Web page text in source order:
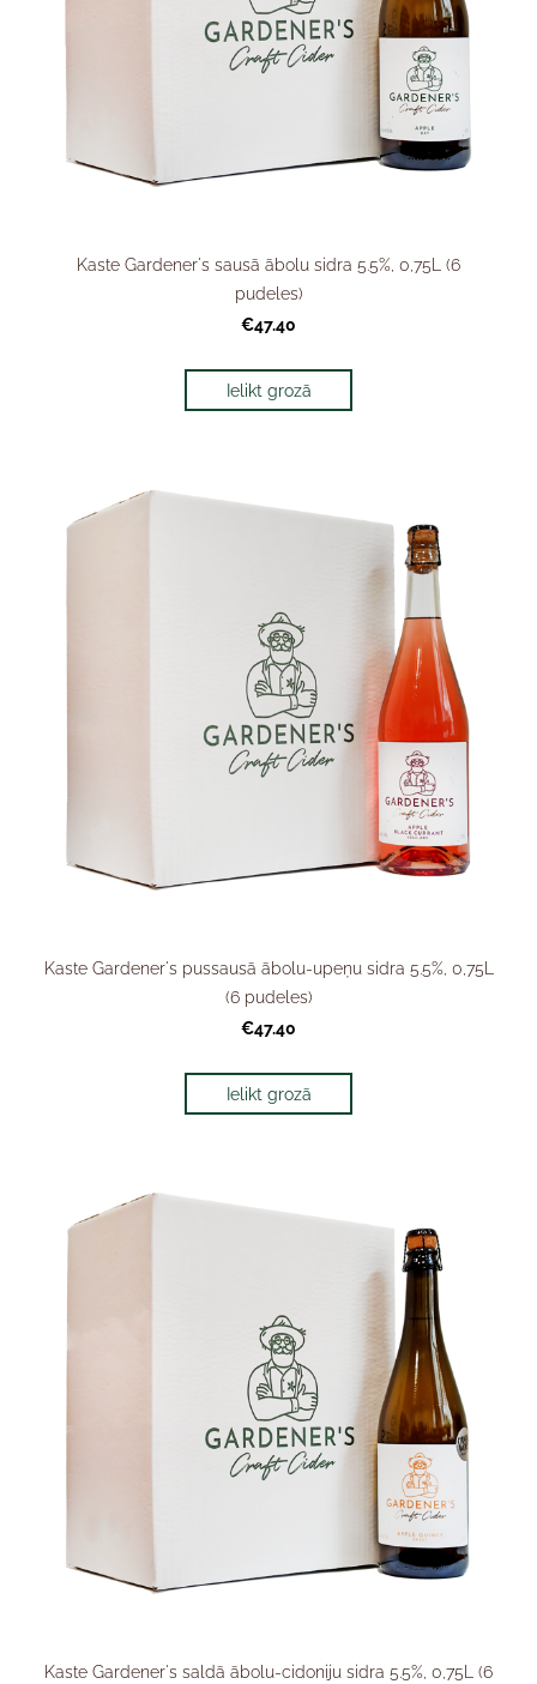
Kaste Gardener's sausā ābolu sidra 5.5%, 0,75L (6
pudeles)
€47.40
Ielikt grozā
Kaste Gardener's pussausā ābolu-upeņu sidra 5.5%, 0,75L
(6 pudeles)
€47.40
Ielikt grozā
Kaste Gardener's saldā ābolu-cidoniju sidra 5.5%, 0,75L (6